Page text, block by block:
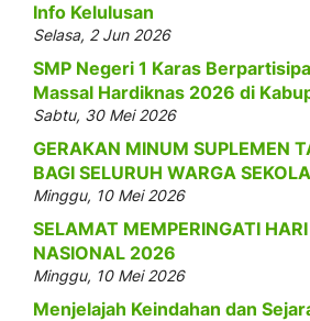
Info Kelulusan
Selasa, 2 Jun 2026
SMP Negeri 1 Karas
Massal Hardiknas 2026 di
Sabtu, 30 Mei 2026
GERAKAN MINUM SUPLEMEN
BAGI SELURUH WARGA
Minggu, 10 Mei 2026
SELAMAT MEMPERINGATI
NASIONAL 2026
Minggu, 10 Mei 2026
Menjelajah Keindahan dan